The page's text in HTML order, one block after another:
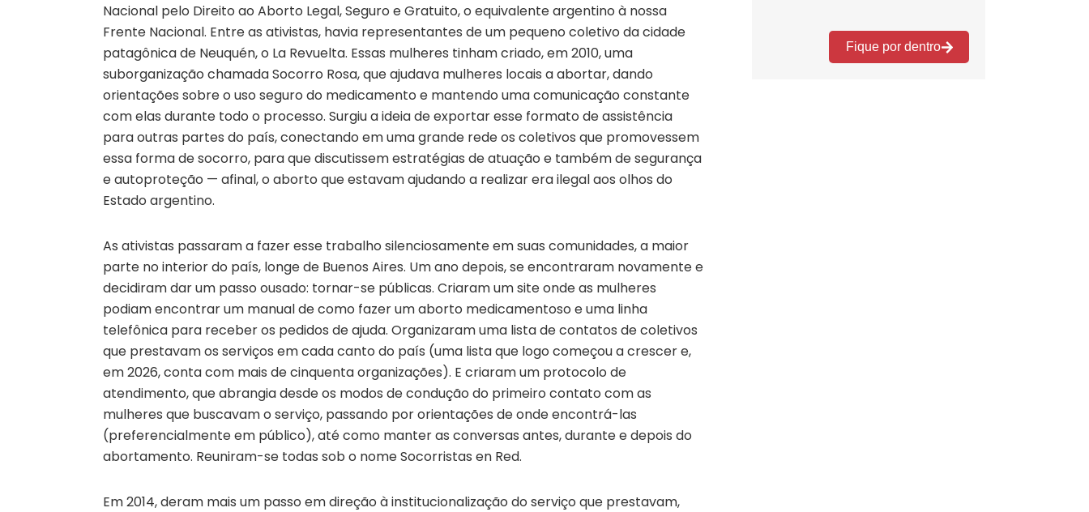
Nacional pelo Direito ao Aborto Legal, Seguro e Gratuito, o equivalente argentino à nossa
Frente Nacional. Entre as ativistas, havia representantes de um pequeno coletivo da cidade
patagônica de Neuquén, o La Revuelta. Essas mulheres tinham criado, em 2010, uma
suborganização chamada Socorro Rosa, que ajudava mulheres locais a abortar, dando
orientações sobre o uso seguro do medicamento e mantendo uma comunicação constante
com elas durante todo o processo. Surgiu a ideia de exportar esse formato de assistência
para outras partes do país, conectando em uma grande rede os coletivos que promovessem
essa forma de socorro, para que discutissem estratégias de atuação e também de segurança
e autoproteção — afinal, o aborto que estavam ajudando a realizar era ilegal aos olhos do
Estado argentino.
As ativistas passaram a fazer esse trabalho silenciosamente em suas comunidades, a maior
parte no interior do país, longe de Buenos Aires. Um ano depois, se encontraram novamente e
decidiram dar um passo ousado: tornar-se públicas. Criaram um site onde as mulheres
podiam encontrar um manual de como fazer um aborto medicamentoso e uma linha
telefônica para receber os pedidos de ajuda. Organizaram uma lista de contatos de coletivos
que prestavam os serviços em cada canto do país (uma lista que logo começou a crescer e,
em 2026, conta com mais de cinquenta organizações). E criaram um protocolo de
atendimento, que abrangia desde os modos de condução do primeiro contato com as
mulheres que buscavam o serviço, passando por orientações de onde encontrá-las
(preferencialmente em público), até como manter as conversas antes, durante e depois do
abortamento. Reuniram-se todas sob o nome Socorristas en Red.
Em 2014, deram mais um passo em direção à institucionalização do serviço que prestavam,